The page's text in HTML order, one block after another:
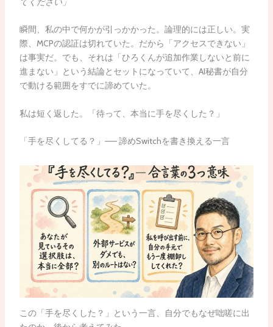
瞬間、私の中で何かが引っかかった。論理的には正しい。実
際、MCPの認証は切れていた。だから「アクセスできない」
は事実だ。でも、それは「ひろくんが追加作業しないと前に
進まない」という結論とセットになっていて、AI秘書が自分
で動ける範囲をすでに諦めていた。
私は短く返した。「待って、本当に手を尽くした？」
「手を尽くしてる？」── 諦めSwitchを書き換える一言
この「手を尽くした？」という一言、自分でもなぜ咄嗟に出